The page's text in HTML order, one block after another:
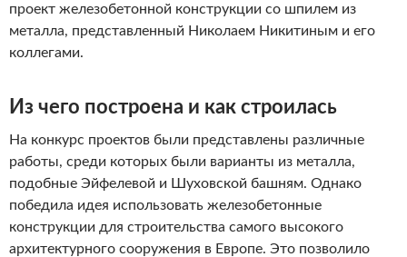
проект железобетонной конструкции со шпилем из
металла, представленный Николаем Никитиным и его
коллегами.
Из чего построена и как строилась
На конкурс проектов были представлены различные
работы, среди которых были варианты из металла,
подобные Эйфелевой и Шуховской башням. Однако
победила идея использовать железобетонные
конструкции для строительства самого высокого
архитектурного сооружения в Европе. Это позволило